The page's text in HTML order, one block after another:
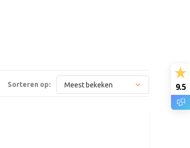
Sorteren op: 9.5